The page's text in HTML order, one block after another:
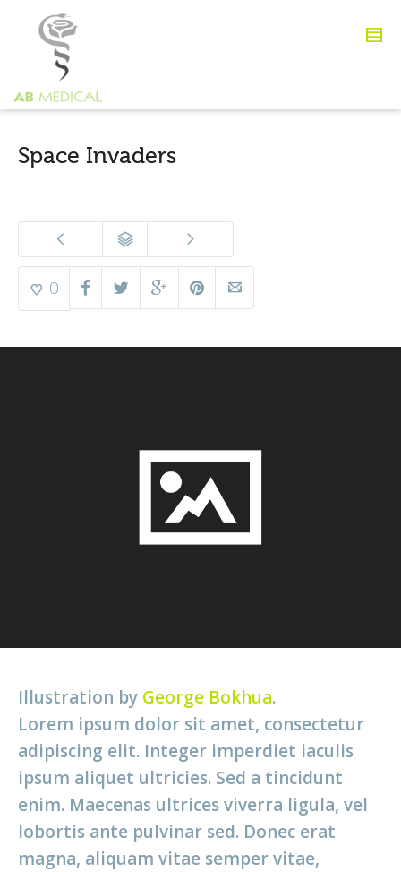
Space Invaders
0
Illustration by George Bokhua.
Lorem ipsum dolor sit amet, consectetur
adipiscing elit. Integer imperdiet iaculis
ipsum aliquet ultricies. Sed a tincidunt
enim. Maecenas ultrices viverra ligula, vel
lobortis ante pulvinar sed. Donec erat
magna, aliquam vitae semper vitae,